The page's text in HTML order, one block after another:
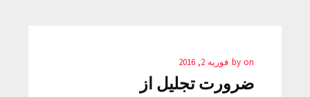
by on فوریه 2, 2016
ضرورت تجلیل از